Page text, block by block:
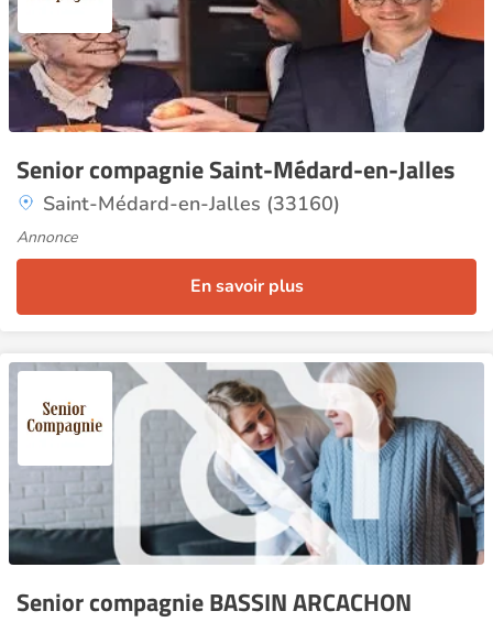
Senior compagnie Saint-Médard-en-Jalles
Saint-Médard-en-Jalles (33160)
Annonce
En savoir plus
Senior compagnie BASSIN ARCACHON